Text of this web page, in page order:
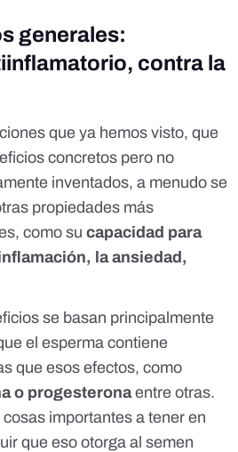
generales:
contra la
que ya hemos visto, que
concretos pero no
inventados, a menudo se
propiedades más
como su capacidad para
la ansiedad,
se basan principalmente
el esperma contiene
que esos efectos, como
o progesteronaentre otras.
importantes a tener en
que eso otorga al semen